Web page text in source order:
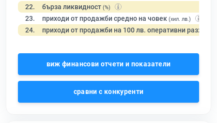
22. бърза ликвидност (%)
23. приходи от продажби средно на човек (хил. лв.)
24. приходи от продажби на 100 лв. оперативни разходи
виж финансови отчети и показатели
сравни с конкуренти